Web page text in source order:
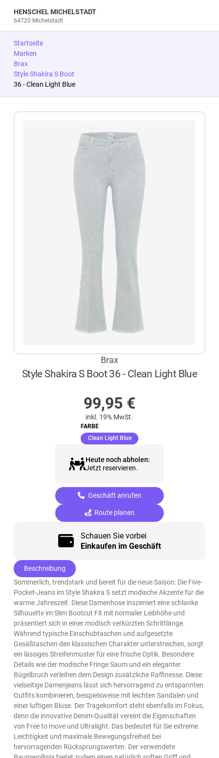
HENSCHEL MICHELSTADT
64720 Michelstadt
Startseite
Marken
Brax
Style Shakira S Boot
36 - Clean Light Blue
Brax
Style Shakira S Boot 36 - Clean Light Blue
99,95 €
inkl. 19% MwSt.
FARBE
Clean Light Blue(ausgewählt)
Heute noch abholen:
Jetzt reservieren.
Geschäft anrufen
Route planen
Schauen Sie vorbei
Einkaufen im Geschäft
Beschreibung
Sommerlich, trendstark und bereit für die neue Saison: Die Five-
Pocket-Jeans im Style Shakira S setzt modische Akzente für die
warme Jahreszeit. Diese Damenhose inszeniert eine schlanke
Silhouette im Slim Bootcut Fit mit normaler Leibhöhe und
präsentiert sich in einer modisch verkürzten Schrittlänge.
Während typische Einschubtaschen und aufgesetzte
Gesäßtaschen den klassischen Charakter unterstreichen, sorgt
ein lässiges Streifenmuster für eine frische Optik. Besondere
Details wie der modische Fringe Saum und ein eleganter
Bügelbruch verleihen dem Design zusätzliche Raffinesse. Diese
vielseitige Damenjeans lässt sich hervorragend zu entspannten
Outfits kombinieren, beispielsweise mit leichten Sandalen und
einer luftigen Bluse. Der Tragekomfort steht ebenfalls im Fokus,
denn die innovative Denim-Qualität vereint die Eigenschaften
von Free to move und Ultralight. Das bedeutet für Sie extreme
Leichtigkeit und maximale Bewegungsfreiheit bei
hervorragenden Rücksprungswerten. Der verwendete